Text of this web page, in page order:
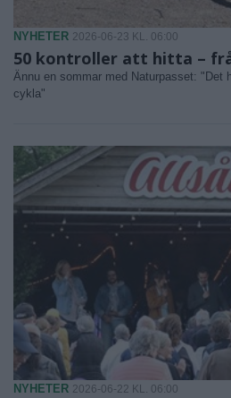
NYHETER 2026-06-23 KL. 06:00
50 kontroller att hitta –
Ännu en sommar med Naturpasset: "Det
cykla"
NYHETER 2026-06-22 KL. 06:00